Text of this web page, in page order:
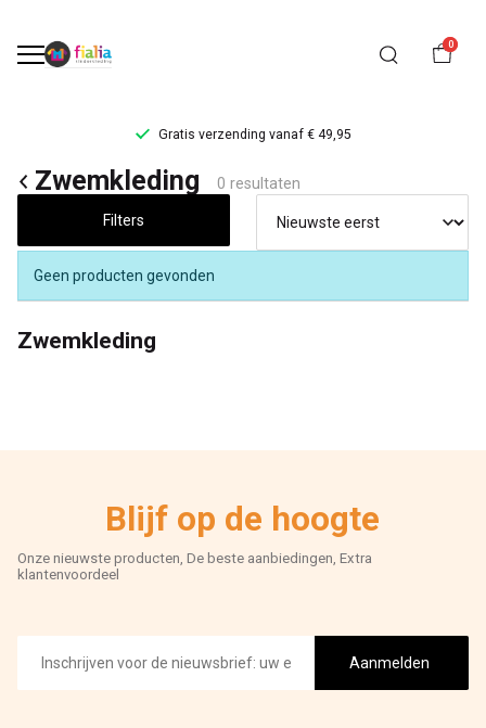
0
Gratis verzending vanaf € 49,95
Zwemkleding
FiaLia
Kinderkleding
Zwemkleding 0 resultaten
Filters
Geen producten gevonden
Zwemkleding
Blijf op de hoogte
Onze nieuwste producten, De beste aanbiedingen, Extra
klantenvoordeel
mailadres
Aanmelden